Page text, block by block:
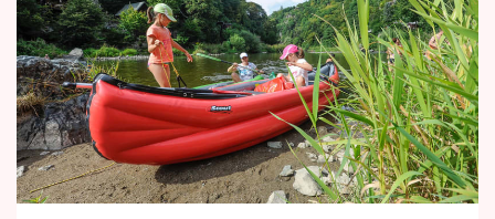
Seriály
Horoskopy
Sledujte prima+
Filmový festival Karlovy Vary